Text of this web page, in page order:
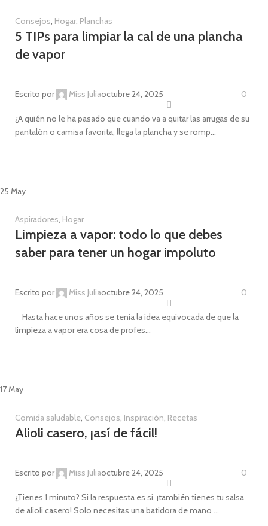
Consejos, Hogar, Planchas
5 TIPs para limpiar la cal de una plancha
de vapor
Escrito por Miss Juliaoctubre 24, 2025 0
¿A quién no le ha pasado que cuando va a quitar las arrugas de su
pantalón o camisa favorita, llega la plancha y se romp...
25 May
Aspiradores, Hogar
Limpieza a vapor: todo lo que debes
saber para tener un hogar impoluto
Escrito por Miss Juliaoctubre 24, 2025 0
Hasta hace unos años se tenía la idea equivocada de que la
limpieza a vapor era cosa de profes...
17May
Comida saludable, Consejos, Inspiración, Recetas
Alioli casero, ¡así de fácil!
Escrito por Miss Juliaoctubre 24, 2025 0
¿Tienes 1 minuto? Si la respuesta es sí, ¡también tienes tu salsa
de alioli casero! Solo necesitas una batidora de mano ...